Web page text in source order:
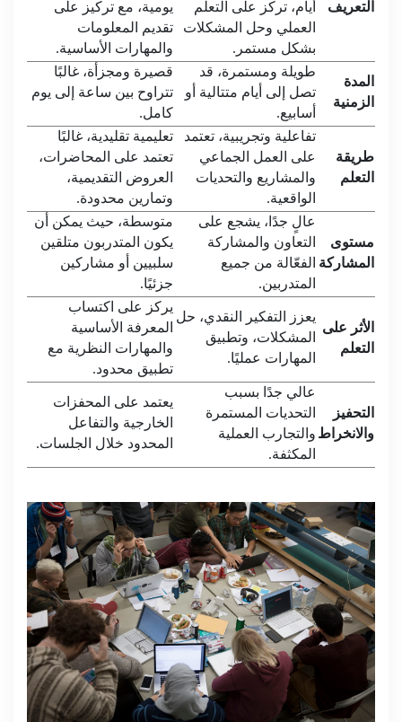
التعريف
أيام، تركز على التعلم
العملي وحل المشكلات
بشكل مستمر .
يومية، مع تركيز على
تقديم المعلومات
والمهارات الأساسية.
المدة
الزمنية
طويلة ومستمرة، قد
تصل إلى أيام متتالية أو
أسابيع.
قصيرة ومجزأة، غالبًا
تتراوح بين ساعة إلى يوم
كامل.
طريقة
التعلم
تفاعلية وتجريبية، تعتمد
على العمل الجماعي
والمشاريع والتحديات
الواقعية.
تعليمية تقليدية، غالبًا
تعتمد على المحاضرات،
العروض التقديمية،
وتمارين محدودة.
مستوى
المشاركة
عالٍ جدًا، يشجع على
التعاون والمشاركة
الفعّالة من جميع
المتدربين.
متوسطة، حيث يمكن أن
يكون المتدربون متلقين
سلبيين أو مشاركين
جزئيًا.
الأثر على
التعلم
يعزز التفكير النقدي، حل
المشكلات، وتطبيق
المهارات عمليًا.
يركز على اكتساب
المعرفة الأساسية
والمهارات النظرية مع
تطبيق محدود.
التحفيز
والانخراط
عالي جدًا بسبب
التحديات المستمرة
والتجارب العملية
المكثفة.
يعتمد على المحفزات
الخارجية والتفاعل
المحدود خلال الجلسات.